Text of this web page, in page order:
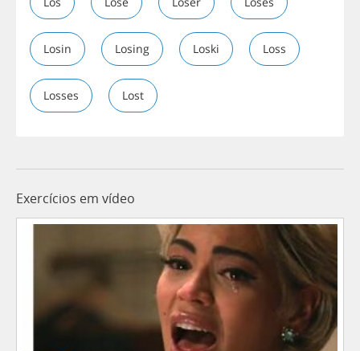
Losin Losing Loski Loss
Losses Lost
Exercícios em vídeo